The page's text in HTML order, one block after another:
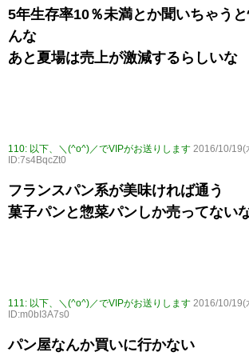
5年生存率10％未満とか聞いちゃう
んな
あと夏場は売上が激減するらしいな
110: 以下、＼(^o^)／でVIPがお送りします 2016/10/19(
ID:7s4BqcZt0
フランスパン系が美味ければ通う
菓子パンと惣菜パンしか売ってない
111: 以下、＼(^o^)／でVIPがお送りします 2016/10/19(
ID:m0bI3A7s0
パン屋なんか買いに行かない